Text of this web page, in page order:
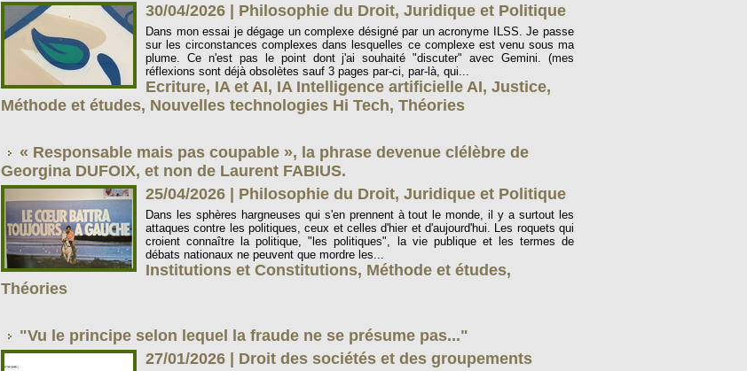
30/04/2026
Philosophie du Droit, Juridique et Politique
Dans mon essai je dégage un complexe désigné par un acronyme ILSS. Je passe
sur les circonstances complexes dans lesquelles ce complexe est venu sous ma
plume. Ce n'est pas le point dont j'ai souhaité "discuter" avec Gemini. (mes
réflexions sont déjà obsolètes sauf 3 pages par-ci, par-là, qui...
Ecriture, IA et AI, IA Intelligence artificielle AI, Justice,
Méthode et études, Nouvelles technologies Hi Tech, Théories
« Responsable mais pas coupable », la phrase devenue clélèbre de
Georgina DUFOIX, et non de Laurent FABIUS.
25/04/2026
Philosophie du Droit, Juridique et Politique
Dans les sphères hargneuses qui s'en prennent à tout le monde, il y a surtout les
attaques contre les politiques, ceux et celles d'hier et d'aujourd'hui. Les roquets qui
croient connaître la politique, "les politiques", la vie publique et les termes de
débats nationaux ne peuvent que mordre les...
Institutions et Constitutions, Méthode et études,
Théories
"Vu le principe selon lequel la fraude ne se présume pas..."
27/01/2026
Droit des sociétés et des groupements